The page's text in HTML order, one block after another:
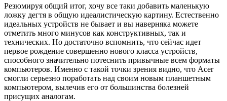
Резюмируя общий итог, хочу все таки добавить маленькую
ложку дегтя в общую идеалистическую картину. Естественно
идеальных устройств не бывает и вы наверняка можете
отметить много минусов как конструктивных, так и
технических. Но достаточно вспомнить, что сейчас идет
первое рождение совершенно нового класса устройств,
способного значительно потеснить привычные всем форматы
компьютеров. Именно с такой точки зрения видно, что Acer
смогли серьезно поработать над своим новым планшетным
компьютером, вылечив его от большинства болезней
присущих аналогам.